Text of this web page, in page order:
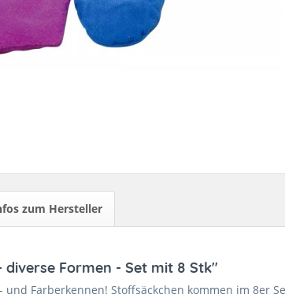
zum Hersteller
Formen - Set mit 8 Stk"
Farberkennen! Stoffsäckchen kommen im 8er